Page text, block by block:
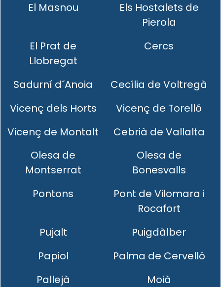
El Masnou
Els Hostalets de
Pierola
El Prat de
Llobregat
Cercs
Sadurní d´Anoia
Cecília de Voltregà
Vicenç dels Horts
Vicenç de Torelló
Vicenç de Montalt
Cebrià de Vallalta
Olesa de
Montserrat
Olesa de
Bonesvalls
Pontons
Pont de Vilomara i
Rocafort
Pujalt
Puigdàlber
Papiol
Palma de Cervelló
Pallejà
Moià